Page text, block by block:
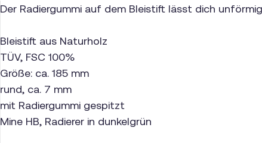
Der Radiergummi auf dem Bleistift lässt dich
Bleistift aus Naturholz
TÜV, FSC 100%
Größe: ca. 185 mm
rund, ca. 7 mm
mit Radiergummi gespitzt
Mine HB, Radierer in dunkelgrün